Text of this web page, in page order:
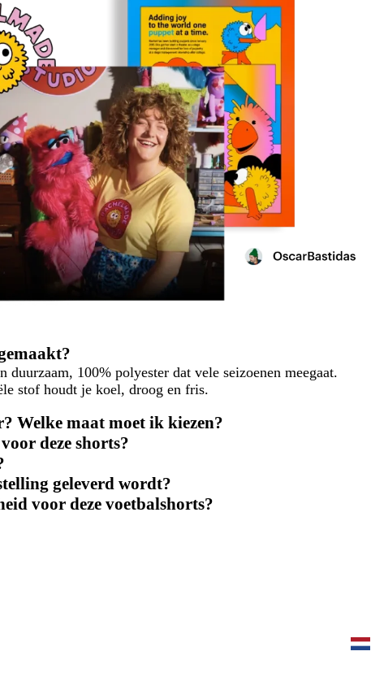
100% polyester dat vele seizoenen meegaat.
stof houdt je koel, droog en fris.
Welke maat moet ik kiezen?
deze shorts?
geleverd wordt?
voor deze voetbalshorts?